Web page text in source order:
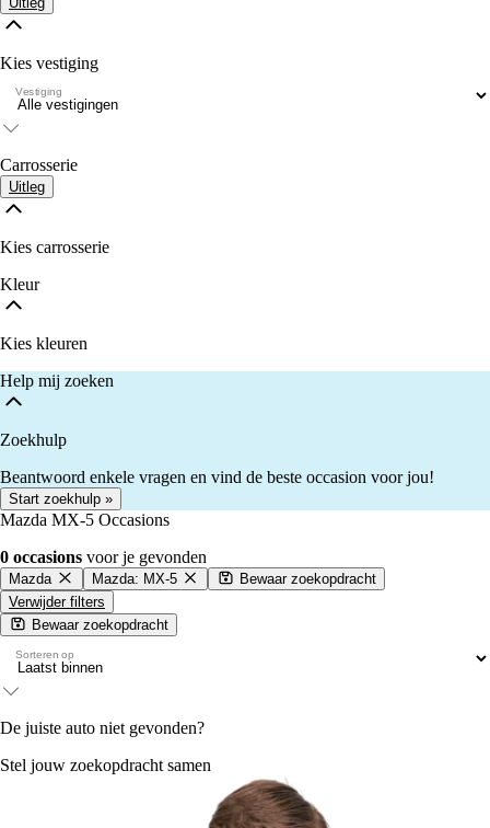
Kies vestiging
Vestiging
Carrosserie
Uitleg
Kies carrosserie
Kleur
Kies kleuren
Help mij zoeken
Zoekhulp
Beantwoord enkele vragen en vind de beste occasion voor jou!
Start zoekhulp »
Mazda MX-5 Occasions
0 occasions voor je gevonden
Mazda Mazda: MX-5
Bewaar zoekopdracht
Verwijder filters
Bewaar zoekopdracht
Sorteren op
De juiste auto niet gevonden?
Stel jouw zoekopdracht samen